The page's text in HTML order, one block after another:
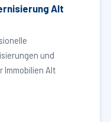
Alt
und
Alt